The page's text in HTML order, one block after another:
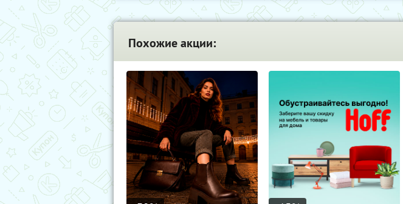
Похожие акции: